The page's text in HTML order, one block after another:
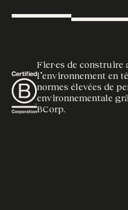
Fier·es de construire
l’environnement en
normes élevées de
environnementale
BCorp.